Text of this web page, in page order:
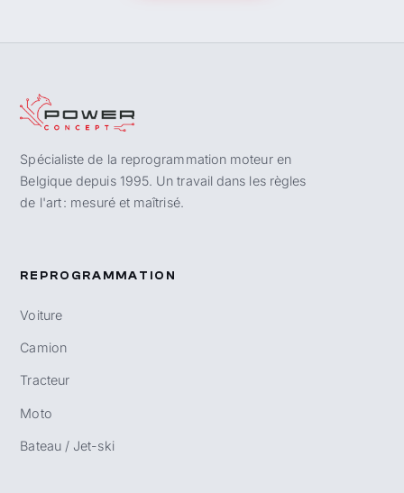
Spécialiste de la reprogrammation moteur en
Belgique depuis 1995. Un travail dans les règles
de l'art : mesuré et maîtrisé.
REPROGRAMMATION
Voiture
Camion
Tracteur
Moto
Bateau / Jet-ski